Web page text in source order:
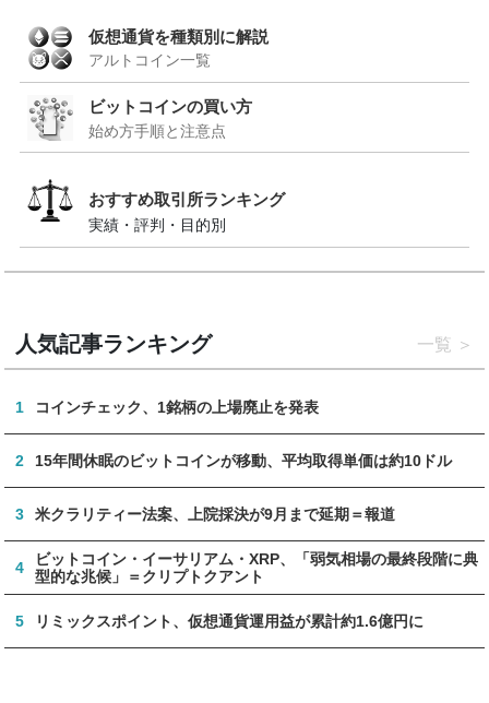
仮想通貨を種類別に解説
アルトコイン一覧
ビットコインの買い方
始め方手順と注意点
おすすめ取引所ランキング
実績・評判・目的別
人気記事ランキング 一覧
1 コインチェック、1銘柄の上場廃止を発表
2 15年間休眠のビットコインが移動、平均取得単価は約10ドル
3 米クラリティー法案、上院採決が9月まで延期＝報道
4
ビットコイン・イーサリアム・XRP、「弱気相場の最終段階に典
型的な兆候」＝クリプトクアント
5 リミックスポイント、仮想通貨運用益が累計約1.6億円に